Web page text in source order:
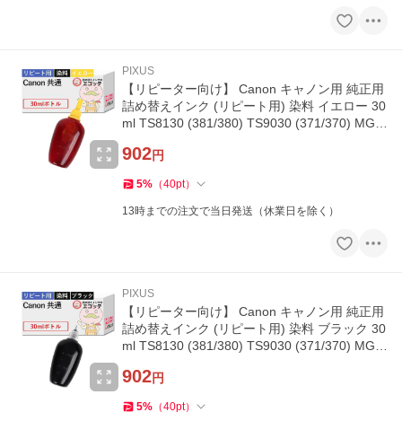
PIXUS
【リピーター向け】 Canon キャノン用 純正用
詰め替えインク (リピート用) 染料 イエロー 30
ml TS8130 (381/380) TS9030 (371/370) MG7
902円
5% （40pt）
13時までの注文で当日発送（休業日を除く）
PIXUS
【リピーター向け】 Canon キャノン用 純正用
詰め替えインク (リピート用) 染料 ブラック 30
ml TS8130 (381/380) TS9030 (371/370) MG7
902円
5% （40pt）